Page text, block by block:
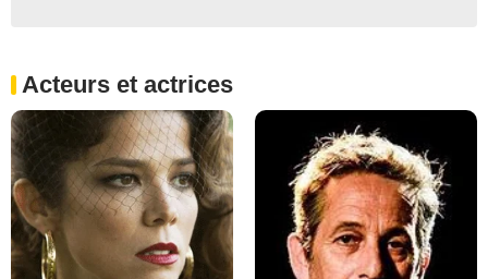
Acteurs et actrices